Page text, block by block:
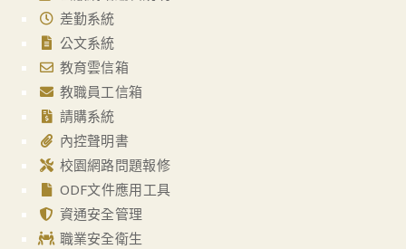
差勤系統
公文系統
教育雲信箱
教職員工信箱
請購系統
內控聲明書
校園網路問題報修
ODF文件應用工具
資通安全管理
職業安全衛生